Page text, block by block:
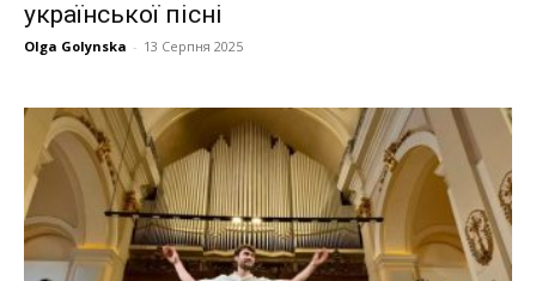
української пісні
Olga Golynska - 13 Серпня 2025